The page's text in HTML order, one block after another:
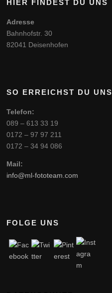
HIER FINDEST DU UNS
Adresse
Bahnhofstr. 30
82041 Deisenhofen
SO ERREICHST DU UNS
Telefon:
089 – 613 33 19
0172 – 97 97 211
0172 – 34 94 086
Mail:
info@ml-fototeam.com
FOLGE UNS